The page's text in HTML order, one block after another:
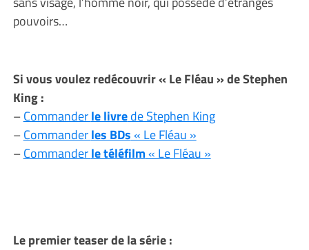
pouvoirs…
Si vous voulez redécouvrir « Le Fléau » de Stephen
King :
–Commanderle livrede Stephen King
–Commanderles BDs« Le Fléau »
–Commanderle téléfilm« Le Fléau »
Le premier teaser de la série :